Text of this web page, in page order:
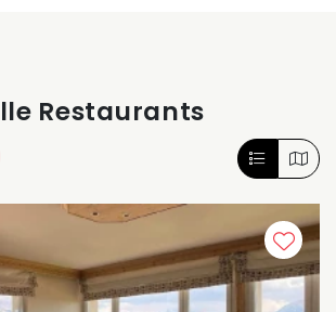
Restaurants